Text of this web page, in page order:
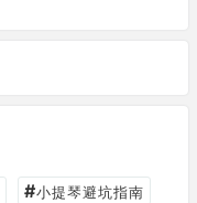
#小提琴避坑指南